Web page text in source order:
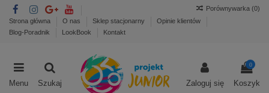
Strona główna O nas Sklep stacjonarny
Opinie klientów
Blog-Poradnik
LookBook Kontakt
Porównywarka (0)
Menu Szukaj Zaloguj się
0
Koszyk